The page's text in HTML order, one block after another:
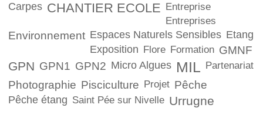
Carpes CHANTIER ECOLE
Entreprise
Entreprises
Environnement Espaces Naturels Sensibles Etang
Exposition
Flore Formation GMNF
GPN GPN1 GPN2 Micro Algues MIL Partenariat
Photographie Pisciculture Projet Pêche
Pêche étang Saint Pée sur Nivelle Urrugne